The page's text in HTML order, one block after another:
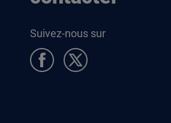
Suivez-nous sur